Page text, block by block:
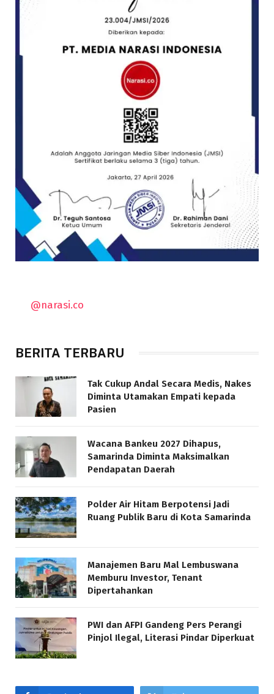
@narasi.co
BERITA TERBARU
Tak Cukup Andal Secara Medis, Nakes
Diminta Utamakan Empati kepada
Pasien
Wacana Bankeu 2027 Dihapus,
Samarinda Diminta Maksimalkan
Pendapatan Daerah
Polder Air Hitam Berpotensi Jadi
Ruang Publik Baru di Kota Samarinda
Manajemen Baru Mal Lembuswana
Memburu Investor, Tenant
Dipertahankan
PWI dan AFPI Gandeng Pers Perangi
Pinjol Ilegal, Literasi Pindar Diperkuat